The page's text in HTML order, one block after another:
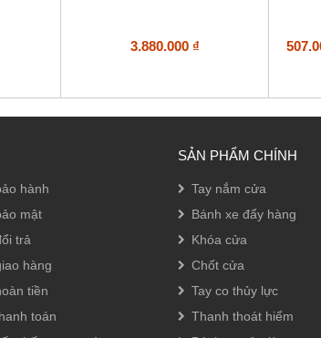
3.880.000 ₫
biến
được
trang
sản
hành
mật
trả
hàng
tiền
toán
SẢN PHẨM CHÍNH
Tay nắm cửa
Bánh xe đẩy hàng
Khóa cửa
Chốt cửa
Tay co thủy lực
Thanh thoát hiểm